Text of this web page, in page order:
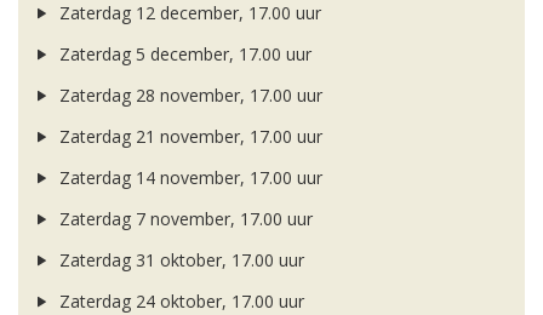
Zaterdag 12 december, 17.00 uur
Zaterdag 5 december, 17.00 uur
Zaterdag 28 november, 17.00 uur
Zaterdag 21 november, 17.00 uur
Zaterdag 14 november, 17.00 uur
Zaterdag 7 november, 17.00 uur
Zaterdag 31 oktober, 17.00 uur
Zaterdag 24 oktober, 17.00 uur